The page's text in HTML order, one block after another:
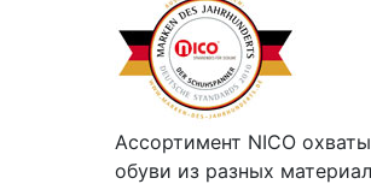
Ассортимент NICO
обуви из разных